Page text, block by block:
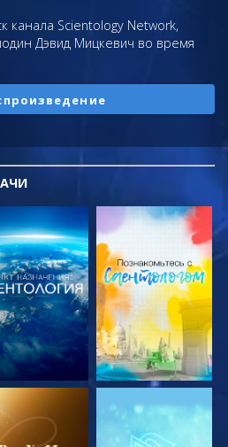
канала Scientology Network,
Дэвид Мицкевич во время